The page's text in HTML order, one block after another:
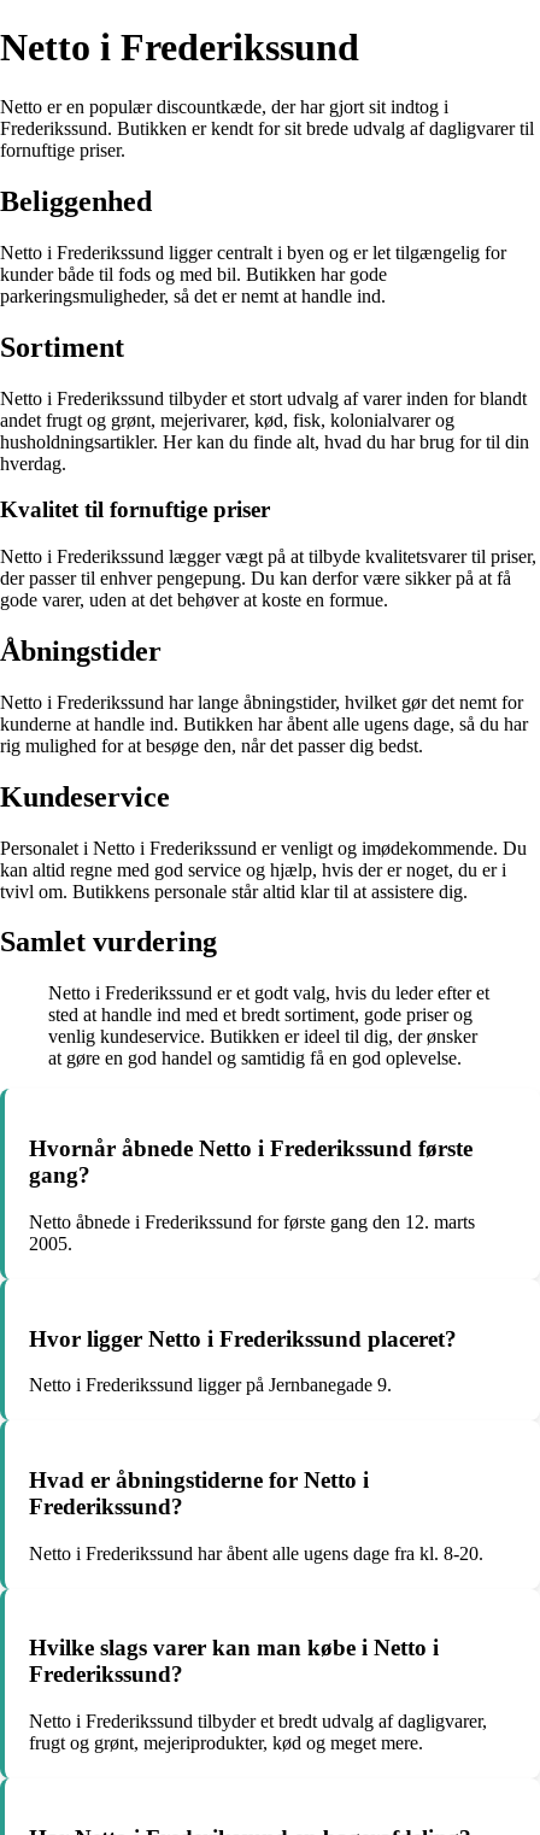
Netto i Frederikssund
Netto er en populær discountkæde, der har gjort sit indtog i
Frederikssund. Butikken er kendt for sit brede udvalg af dagligvarer til
fornuftige priser.
Beliggenhed
Netto i Frederikssund ligger centralt i byen og er let tilgængelig for
kunder både til fods og med bil. Butikken har gode
parkeringsmuligheder, så det er nemt at handle ind.
Sortiment
Netto i Frederikssund tilbyder et stort udvalg af varer inden for blandt
andet frugt og grønt, mejerivarer, kød, fisk, kolonialvarer og
husholdningsartikler. Her kan du finde alt, hvad du har brug for til din
hverdag.
Kvalitet til fornuftige priser
Netto i Frederikssund lægger vægt på at tilbyde kvalitetsvarer til priser,
der passer til enhver pengepung. Du kan derfor være sikker på at få
gode varer, uden at det behøver at koste en formue.
Åbningstider
Netto i Frederikssund har lange åbningstider, hvilket gør det nemt for
kunderne at handle ind. Butikken har åbent alle ugens dage, så du har
rig mulighed for at besøge den, når det passer dig bedst.
Kundeservice
Personalet i Netto i Frederikssund er venligt og imødekommende. Du
kan altid regne med god service og hjælp, hvis der er noget, du er i
tvivl om. Butikkens personale står altid klar til at assistere dig.
Samlet vurdering
Netto i Frederikssund er et godt valg, hvis du leder efter et
sted at handle ind med et bredt sortiment, gode priser og
venlig kundeservice. Butikken er ideel til dig, der ønsker
at gøre en god handel og samtidig få en god oplevelse.
Hvornår åbnede Netto i Frederikssund første
gang?
Netto åbnede i Frederikssund for første gang den 12. marts
2005.
Hvor ligger Netto i Frederikssund placeret?
Netto i Frederikssund ligger på Jernbanegade 9.
Hvad er åbningstiderne for Netto i
Frederikssund?
Netto i Frederikssund har åbent alle ugens dage fra kl. 8-20.
Hvilke slags varer kan man købe i Netto i
Frederikssund?
Netto i Frederikssund tilbyder et bredt udvalg af dagligvarer,
frugt og grønt, mejeriprodukter, kød og meget mere.